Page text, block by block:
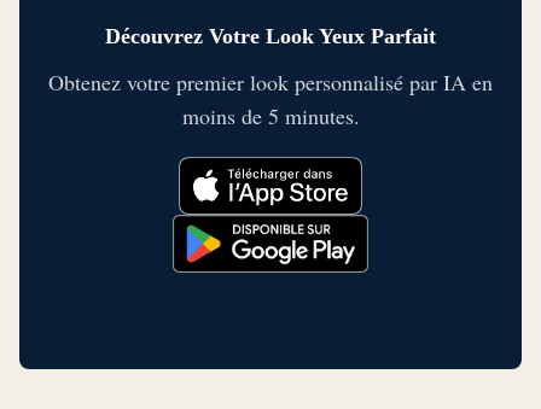
Découvrez Votre Look Yeux Parfait
Obtenez votre premier look personnalisé par IA en
moins de 5 minutes.